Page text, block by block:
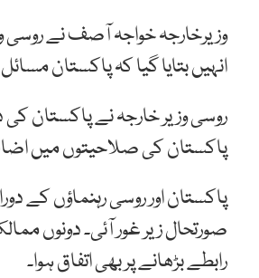
وزیرخارجہ خواجہ آصف نے روسی
انہیں بتایا گیا کہ پاکستان
روسی وزیر خارجہ نے پاکستان
پاکستان کی صلاحیتوں میں
پاکستان اور روسی رہنماؤں کے
صورتحال زیر غور آئی۔ دونوں
رابطے بڑھانے پر بھی اتفاق ہوا۔